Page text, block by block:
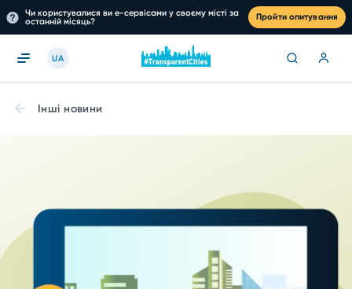
Чи користувалися ви е-сервісами у своєму місті за
останній місяць?
Пройти опитування
UA
Інші новини